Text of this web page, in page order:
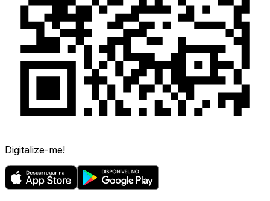
Digitalize-me!